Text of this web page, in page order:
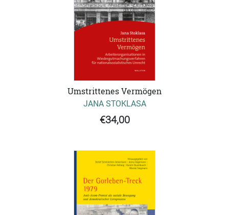
Umstrittenes Vermögen
JANA STOKLASA
€34,00